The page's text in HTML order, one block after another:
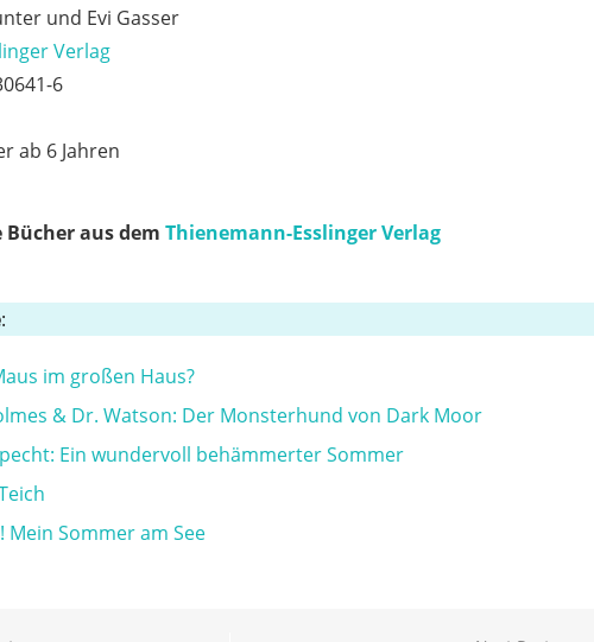
und Evi Gasser
Verlag
6
ab 6 Jahren
aus dem Thienemann-Esslinger Verlag
:
im großen Haus?
& Dr. Watson: Der Monsterhund von Dark Moor
Ein wundervoll behämmerter Sommer
Mein Sommer am See